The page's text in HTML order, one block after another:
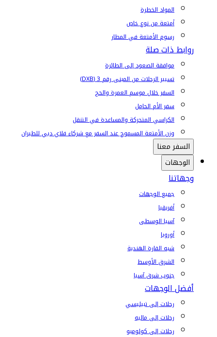
المواد الخطرة
أمتعة من نوع خاص
رسوم الأمتعة في المطار
روابط ذات صلة
موافقة الصعود إلى الطائرة
تسيير الرحلات من المبنى رقم 3 (DXB)
السفر خلال موسم العمرة والحج
سفر الأم الحامل
الكراسي المتحركة والمساعدة في التنقل
وزن الأمتعة المسموح عند السفر مع شركاء فلاي دبي للطيران
السفر معنا
الوجهات
وجهاتنا
جميع الوجهات
أفريقيا
آسيا الوسطى
أوروبا
شبه القارة الهندية
الشرق الأوسط
جنوب شرق آسيا
أفضل الوجهات
رحلات إلى تبيليسي
رحلات إلى ماليه
رحلات إلى كولومبو